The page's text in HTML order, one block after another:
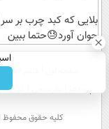
بلایی که کبد چرب بر
جوان آورد😓حتما ببین
عصر
آب و
كليه حقوق محفوظ